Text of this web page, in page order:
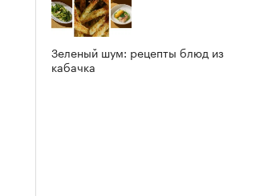
Зеленый шум: рецепты блюд из
кабачка